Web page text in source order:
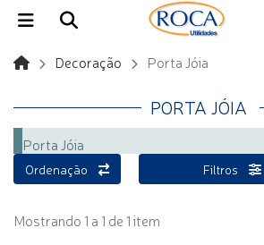
Decoração Porta Jóia
PORTA JÓIA
Porta Jóia
Ordenação Filtros
Mostrando 1 a 1 de 1 item